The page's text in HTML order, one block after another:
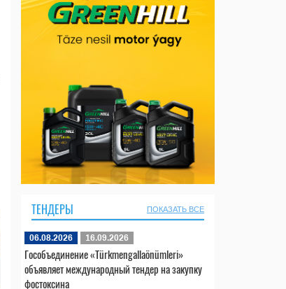
ТЕНДЕРЫ ПОКАЗАТЬ ВСЕ
06.08.2026 16.09.2026
Гособъединение «Türkmengallaönümleri»
объявляет международный тендер на закупку
фостоксина